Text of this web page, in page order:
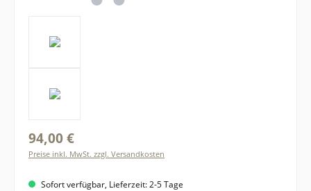
94,00 €
Preise inkl. MwSt. zzgl. Versandkosten
Sofort verfügbar, Lieferzeit: 2-5 Tage